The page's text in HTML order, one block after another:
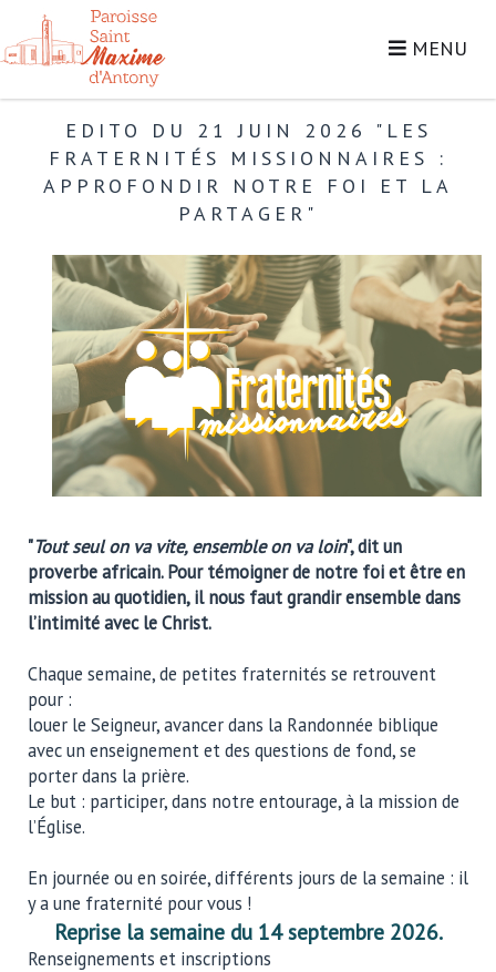
MENU
EDITO DU 21 JUIN 2026 "LES
FRATERNITÉS MISSIONNAIRES :
APPROFONDIR NOTRE FOI ET LA
PARTAGER"
"Tout seul on va vite, ensemble on va loin", dit un
proverbe africain. Pour témoigner de notre foi et être en
mission au quotidien, il nous faut grandir ensemble dans
l’intimité avec le Christ.
Chaque semaine, de petites fraternités se retrouvent
pour :
louer le Seigneur, avancer dans la Randonnée biblique
avec un enseignement et des questions de fond, se
porter dans la prière.
Le but : participer, dans notre entourage, à la mission de
l’Église.
En journée ou en soirée, différents jours de la semaine : il
y a une fraternité pour vous !
Reprise la semaine du 14 septembre 2026.
Renseignements et inscriptions